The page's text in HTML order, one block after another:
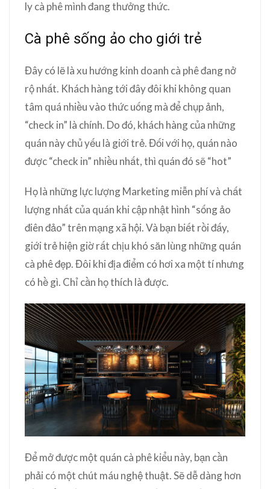
ly cà phê mình đang thưởng thức.
Cà phê sống ảo cho giới trẻ
Đây có lẽ là xu hướng kinh doanh cà phê đang nở
rộ nhất. Khách hàng tới đây đôi khi không quan
tâm quá nhiều vào thức uống mà để chụp ảnh,
“check in” là chính. Do đó, khách hàng của những
quán này chủ yếu là giới trẻ. Đối với họ, quán nào
được “check in” nhiều nhất, thì quán đó sẽ “hot”
Họ là những lực lượng Marketing miễn phí và chất
lượng nhất của quán khi cập nhật hình “sống ảo
điên đảo” trên mạng xã hội. Và bạn biết rồi đấy,
giới trẻ hiện giờ rất chịu khó săn lùng những quán
cà phê đẹp. Đôi khi địa điểm có hơi xa một tí nhưng
có hề gì. Chỉ cần họ thích là được.
Để mở được một quán cà phê kiểu này, bạn cần
phải có một chút máu nghệ thuật. Sẽ dễ dàng hơn